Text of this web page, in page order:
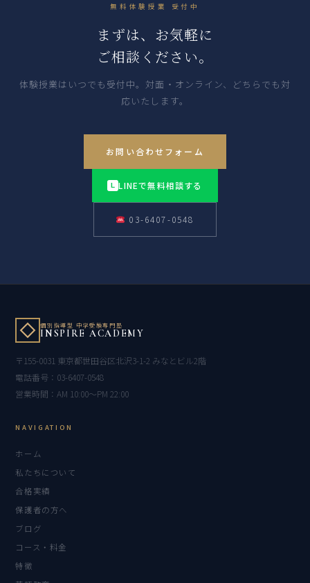
無料体験授業 受付中
まずは、お気軽に
ご相談ください。
体験授業はいつでも受付中。対面・オンライン、どちらでも対
応いたします。
お問い合わせフォーム
L LINEで無料相談する
03-6407-0548
個別指導型 中学受験専門塾
INSPIRE ACADEMY
〒155-0031 東京都世田谷区北沢3-1-2 みなとビル2階
電話番号：03-6407-0548
営業時間：AM 10:00〜PM 22:00
NAVIGATION
ホーム
私たちについて
合格実績
保護者の方へ
ブログ
コース・料金
特徴